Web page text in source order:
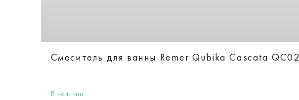
Смеситель для ванны Remer Qubika Cascata QC02
В наличии